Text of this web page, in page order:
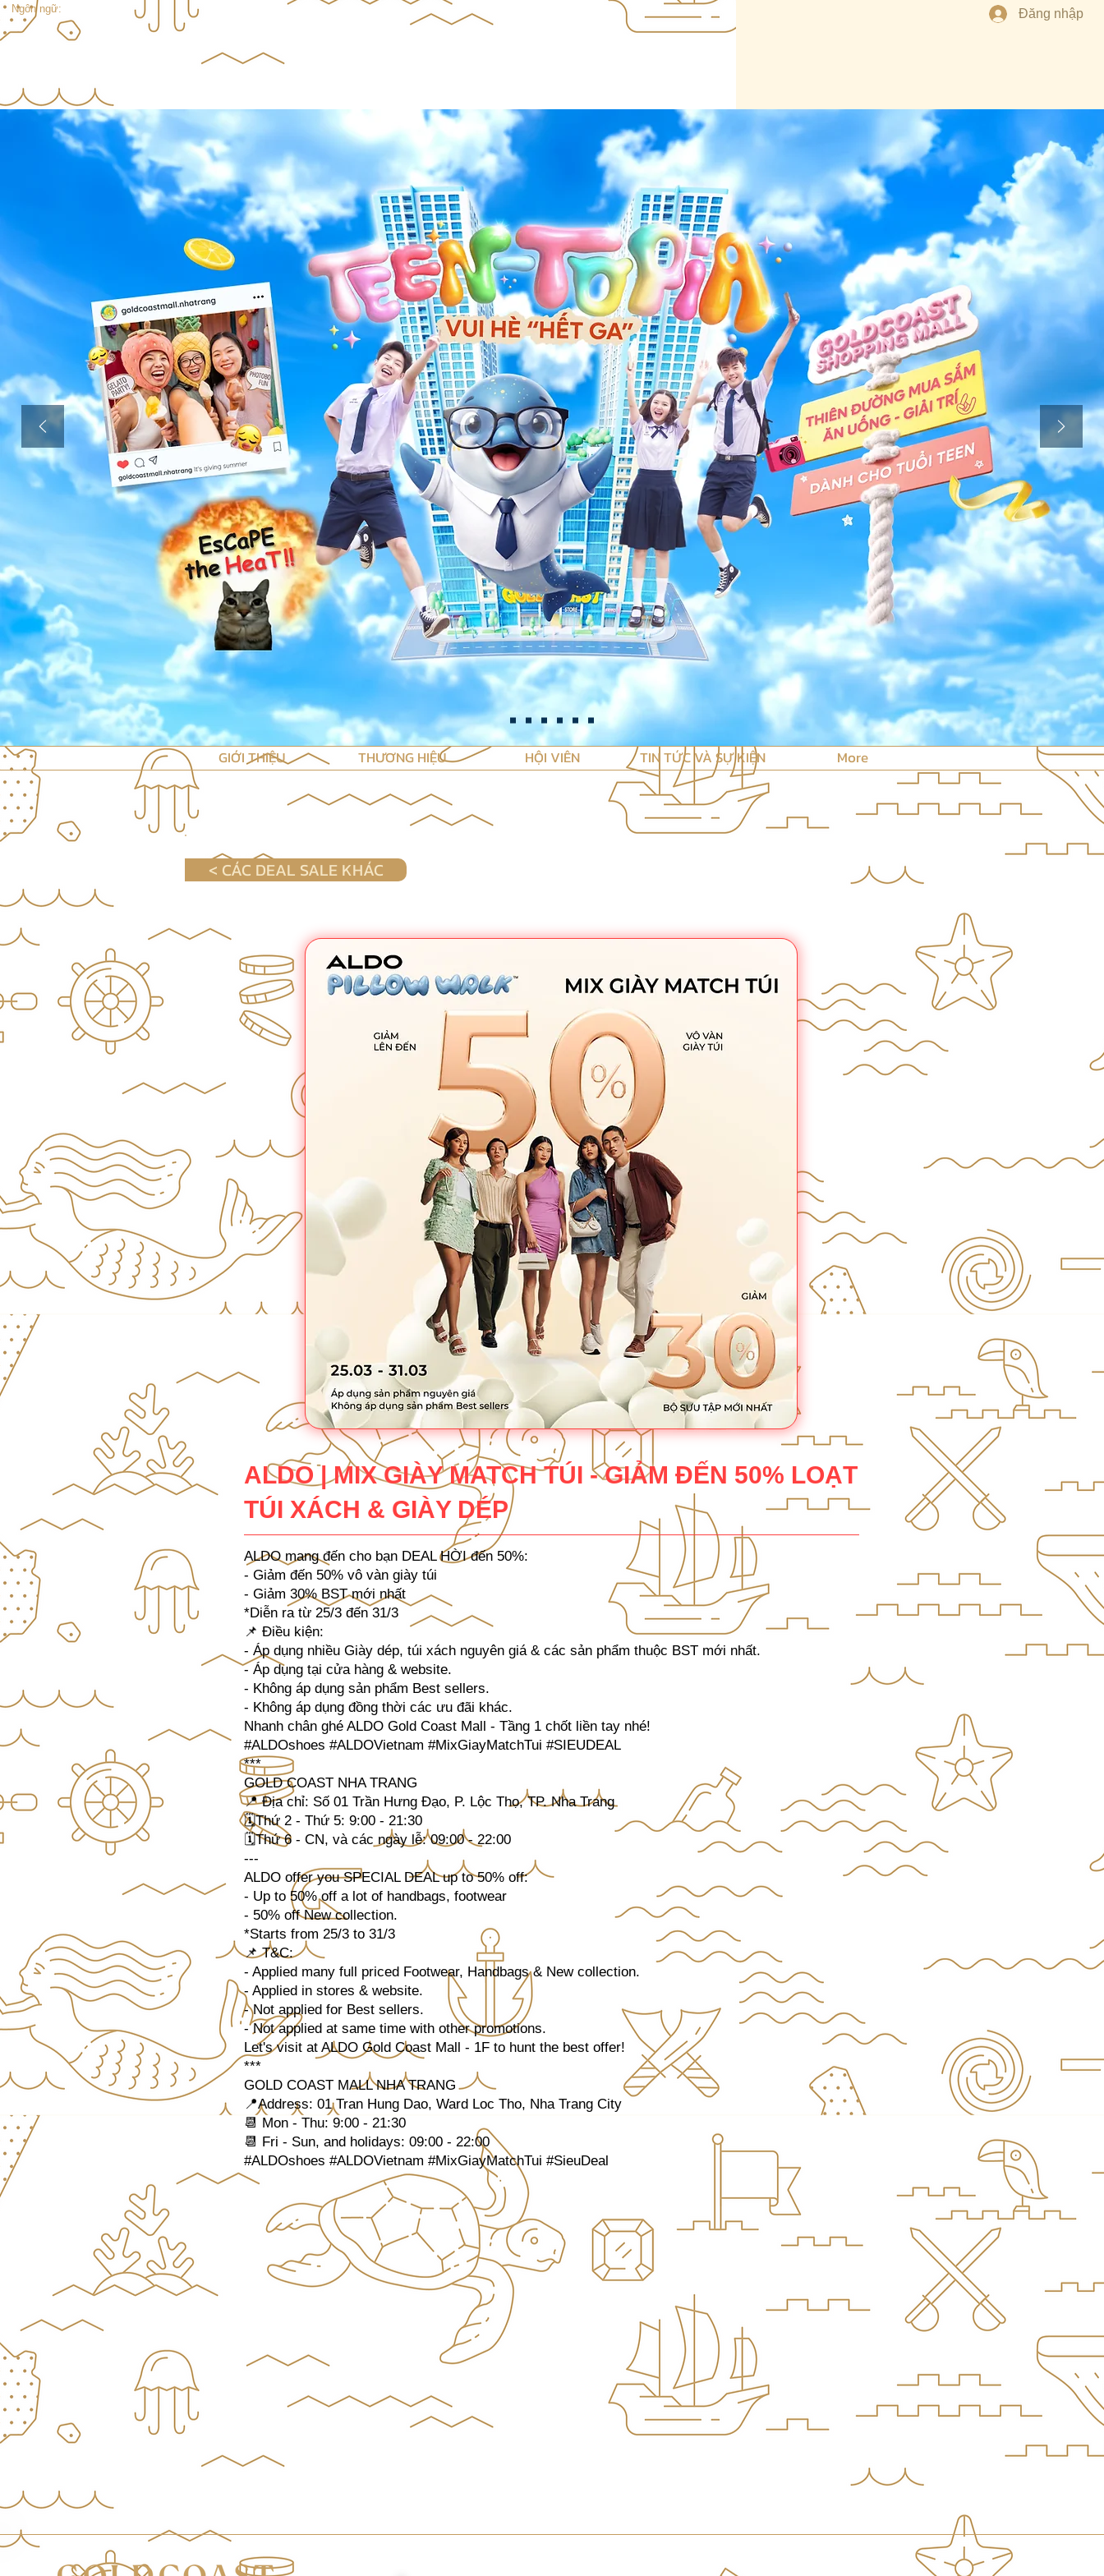
Ngôn ngữ: Đăng nhập
GIỚI THIỆU THƯƠNG HIỆU HỘI VIÊN TIN TỨC VÀ SỰ KIỆN More
< CÁC DEAL SALE KHÁC
ALDO | MIX GIÀY MATCH TÚI - GIẢM ĐẾN 50% LOẠT
TÚI XÁCH & GIÀY DÉP
ALDO mang đến cho bạn DEAL HỜI đến 50%:
- Giảm đến 50% vô vàn giày túi
- Giảm 30% BST mới nhất
*Diễn ra từ 25/3 đến 31/3
📌 Điều kiện:
- Áp dụng nhiều Giày dép, túi xách nguyên giá & các sản phẩm thuộc BST mới nhất.
- Áp dụng tại cửa hàng & website.
- Không áp dụng sản phẩm Best sellers.
- Không áp dụng đồng thời các ưu đãi khác.
Nhanh chân ghé ALDO Gold Coast Mall - Tầng 1 chốt liền tay nhé!
#ALDOshoes #ALDOVietnam #MixGiayMatchTui #SIEUDEAL
***
GOLD COAST NHA TRANG
📍 Địa chỉ: Số 01 Trần Hưng Đạo, P. Lộc Thọ, TP. Nha Trang
🗓Thứ 2 - Thứ 5: 9:00 - 21:30
🗓Thứ 6 - CN, và các ngày lễ: 09:00 - 22:00
---
ALDO offer you SPECIAL DEAL up to 50% off:
- Up to 50% off a lot of handbags, footwear
- 50% off New collection.
*Starts from 25/3 to 31/3
📌 T&C:
- Applied many full priced Footwear, Handbags & New collection.
- Applied in stores & website.
- Not applied for Best sellers.
- Not applied at same time with other promotions.
Let's visit at ALDO Gold Coast Mall - 1F to hunt the best offer!
***
GOLD COAST MALL NHA TRANG
📍Address: 01 Tran Hung Dao, Ward Loc Tho, Nha Trang City
📆 Mon - Thu: 9:00 - 21:30
📆 Fri - Sun, and holidays: 09:00 - 22:00
#ALDOshoes #ALDOVietnam #MixGiayMatchTui #SieuDeal